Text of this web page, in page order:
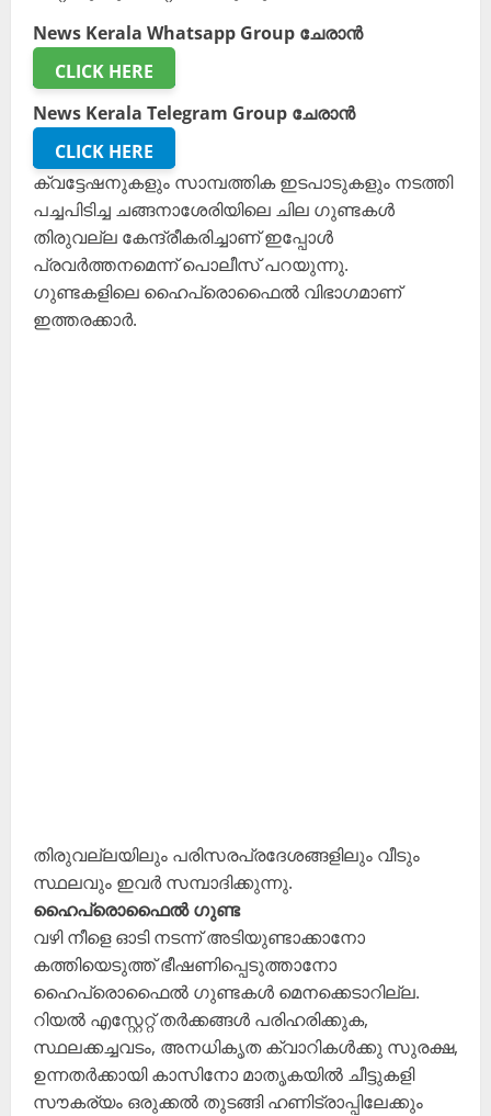
News Kerala Whatsapp Group ചേരാൻ
CLICK HERE
News Kerala Telegram Group ചേരാൻ
CLICK HERE
ക്വട്ടേഷനുകളും സാമ്പത്തിക ഇടപാടുകളും നടത്തി
പച്ചപിടിച്ച ചങ്ങനാശേരിയിലെ ചില ഗുണ്ടകൾ
തിരുവല്ല കേന്ദ്രീകരിച്ചാണ് ഇപ്പോൾ
പ്രവർത്തനമെന്ന് പൊലീസ് പറയുന്നു.
ഗുണ്ടകളിലെ ഹൈപ്രൊഫൈൽ വിഭാഗമാണ്
ഇത്തരക്കാർ.
തിരുവല്ലയിലും പരിസരപ്രദേശങ്ങളിലും വീടും
സ്ഥലവും ഇവർ സമ്പാദിക്കുന്നു.
ഹൈപ്രൊഫൈൽ ഗുണ്ട
വഴി നീളെ ഓടി നടന്ന് അടിയുണ്ടാക്കാനോ
കത്തിയെടുത്ത് ഭീഷണിപ്പെടുത്താനോ
ഹൈപ്രൊഫൈൽ ഗുണ്ടകൾ മെനക്കെടാറില്ല.
റിയൽ എസ്റ്റേറ്റ് തർക്കങ്ങൾ പരിഹരിക്കുക,
സ്ഥലക്കച്ചവടം, അനധികൃത ക്വാറികൾക്കു സുരക്ഷ,
ഉന്നതർക്കായി കാസിനോ മാതൃകയിൽ ചീട്ടുകളി
സൗകര്യം ഒരുക്കൽ തുടങ്ങി ഹണിട്രാപ്പിലേക്കും